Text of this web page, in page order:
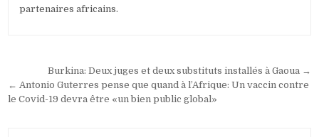
partenaires africains.
Navigation
de
Burkina: Deux juges et deux substituts installés à Gaoua →
← Antonio Guterres pense que quand à l’Afrique: Un vaccin contre
le Covid-19 devra être «un bien public global»